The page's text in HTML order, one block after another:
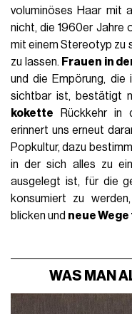
voluminöses Haar mit
nicht, die 1960er Jahre
mit einem Stereotyp zu
zu lassen. Frauen in
und die Empörung, die
sichtbar ist, bestätigt
kokette Rückkehr in
erinnert uns erneut
Popkultur, dazu
in der sich alles zu
ausgelegt ist, für die
konsumiert zu
blicken und neue
WAS MAN